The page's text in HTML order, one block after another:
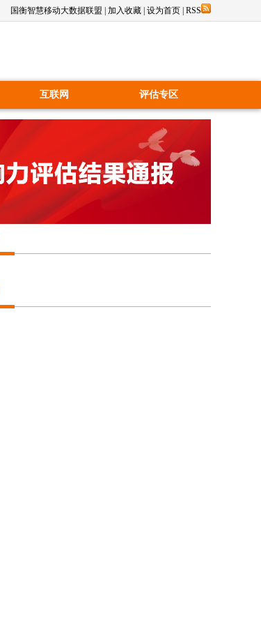
国衡智慧移动大数据联盟 加入收藏 设为首页 RSS
互联网 评估专区